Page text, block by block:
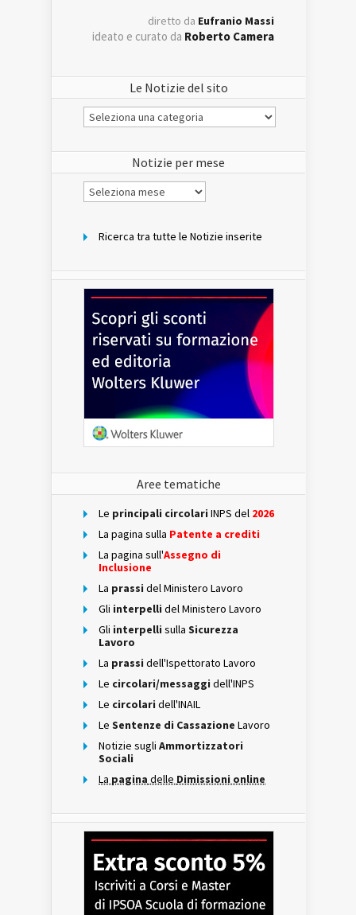
diretto da Eufranio Massi
ideato e curato da Roberto Camera
Le Notizie del sito
Le
Notizie
Notizie per mese
Notizie
per
Ricerca tra tutte le Notizie inserite
Aree tematiche
Le principali circolari INPS del 2026
La pagina sulla Patente a crediti
La pagina sull'Assegno di
Inclusione
La prassi del Ministero Lavoro
Gli interpelli del Ministero Lavoro
Gli interpelli sulla Sicurezza
Lavoro
La prassi dell'Ispettorato Lavoro
Le circolari/messaggi dell'INPS
Le circolari dell'INAIL
Le Sentenze di Cassazione Lavoro
Notizie sugli Ammortizzatori
Sociali
La pagina delle Dimissioni online